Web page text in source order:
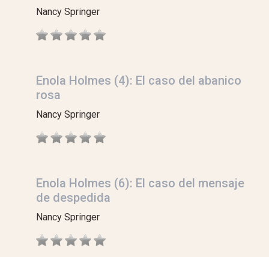
Nancy Springer
Enola Holmes (4): El caso del abanico
rosa
Nancy Springer
Enola Holmes (6): El caso del mensaje
de despedida
Nancy Springer